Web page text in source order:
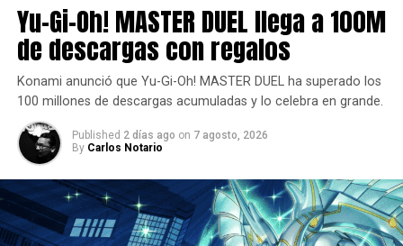
Yu-Gi-Oh! MASTER DUEL llega a 100M
de descargas con regalos
Konami anunció que Yu-Gi-Oh! MASTER DUEL ha superado los
100 millones de descargas acumuladas y lo celebra en grande.
Published 2 días ago on 7 agosto, 2026
By Carlos Notario